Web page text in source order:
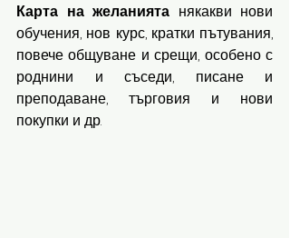
Карта на желанията някакви нови
обучения, нов курс, кратки пътувания,
повече общуване и срещи, особено с
роднини и съседи, писане и
преподаване, търговия и нови
покупки и др.